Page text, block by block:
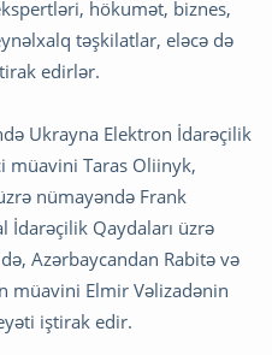
hökumət, biznes,
təşkilatlar, eləcə də
edirlər.
Ukrayna Elektron İdarəçilik
müavini Taras Oliinyk,
nümayəndə Frank
İdarəçilik Qaydaları üzrə
Azərbaycandan Rabitə və
müavini Elmir Vəlizadənin
iştirak edir.